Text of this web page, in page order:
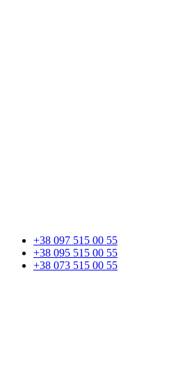
+38 097 515 00 55
+38 095 515 00 55
+38 073 515 00 55